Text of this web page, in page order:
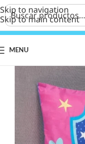
Skip to navigation
Skip to main content
MENU